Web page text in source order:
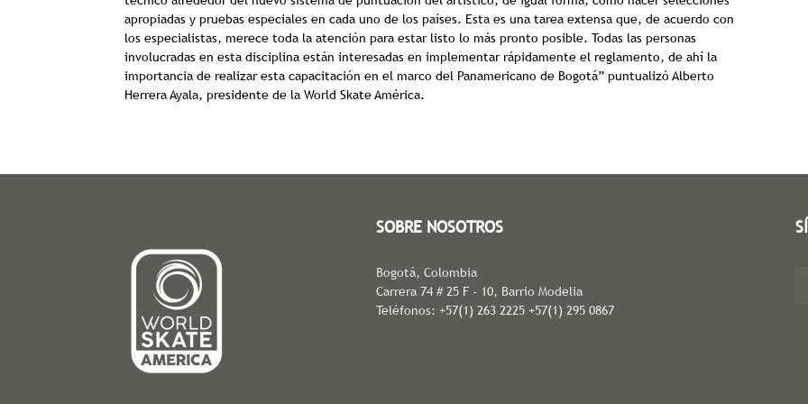
apropiadas y pruebas especiales en cada uno de los países. Esta es una tarea extensa que, de acuerdo con
los especialistas, merece toda la atención para estar listo lo más pronto posible. Todas las personas
involucradas en esta disciplina están interesadas en implementar rápidamente el reglamento, de ahí la
importancia de realizar esta capacitación en el marco del Panamericano de Bogotá” puntualizó Alberto
Herrera Ayala, presidente de la World Skate América.
SOBRE NOSOTROS
Bogotá, Colombia
Carrera 74 # 25 F - 10, Barrio Modelia
Teléfonos: +57(1) 263 2225 +57(1) 295 0867